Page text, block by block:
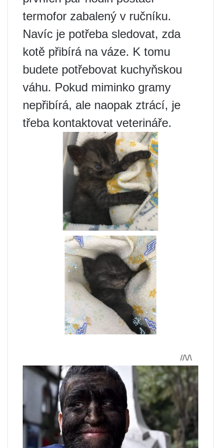
termofor zabalený v ručníku.
Navíc je potřeba sledovat, zda
kotě přibírá na váze. K tomu
budete potřebovat kuchyňskou
váhu. Pokud miminko gramy
nepřibírá, ale naopak ztrácí, je
třeba kontaktovat veterináře.